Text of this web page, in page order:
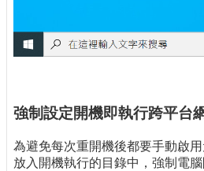
強制設定開機即執行跨平台
為避免每次重開機後都要手動啟
放入開機執行的目錄中，強制電